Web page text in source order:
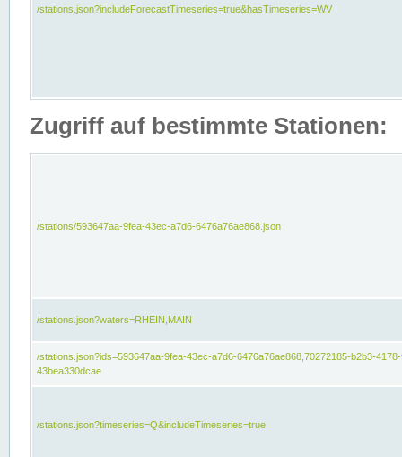
/stations.json?includeForecastTimeseries=true&hasTimeseries=WV
Zugriff auf bestimmte Stationen:
/stations/593647aa-9fea-43ec-a7d6-6476a76ae868.json
/stations.json?waters=RHEIN,MAIN
/stations.json?ids=593647aa-9fea-43ec-a7d6-6476a76ae868,70272185-b2b3-
43bea330dcae
/stations.json?timeseries=Q&includeTimeseries=true